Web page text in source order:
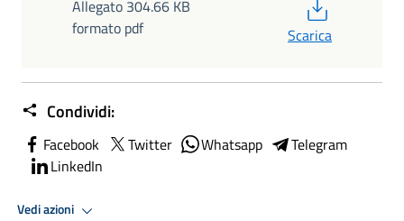
Allegato 304.66 KB
formato pdf
Scarica
Condividi:
Facebook Twitter Whatsapp
Telegram
LinkedIn
Vedi azioni